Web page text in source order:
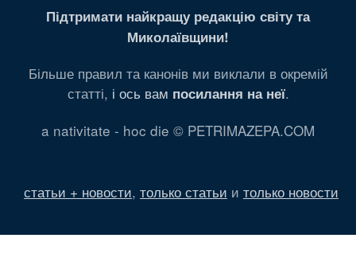
Підтримати найкращу редакцію світу та
Миколаївщини!
Більше правил та канонів ми виклали в окремій
статті, і ось вам посилання на неї.
a nativitate - hoc die © PETRIMAZEPA.COM
статьи + новости, только статьи и только новости